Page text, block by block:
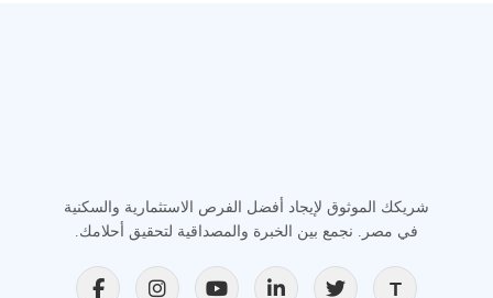
شريكك الموثوق لإيجاد أفضل الفرص الاستثمارية والسكنية
في مصر. نجمع بين الخبرة والمصداقية لتحقيق أحلامك.